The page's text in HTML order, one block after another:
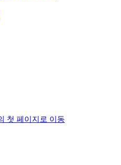
첫 페이지로 이동